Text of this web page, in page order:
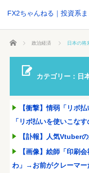
FX2ちゃんねる｜投資系
ホーム 政治経済 日本の将
カテゴリー：日
【衝撃】情弱「リボ
「リボ払いを使いこな
【訃報】人気Vtuber
【画像】絵師「印刷
わ」→お前がクレーマー